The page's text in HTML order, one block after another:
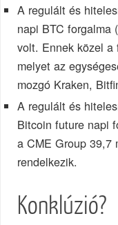
A regulált és
napi BTC forgalma
volt. Ennek közel a
melyet az
mozgó Kraken,
A regulált és
Bitcoin future napi
a CME Group 39,7
rendelkezik.
Konklúzió?